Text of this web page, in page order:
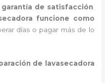
garantía de satisfacción
funcione como
días o pagar más de lo
de lavasecadora